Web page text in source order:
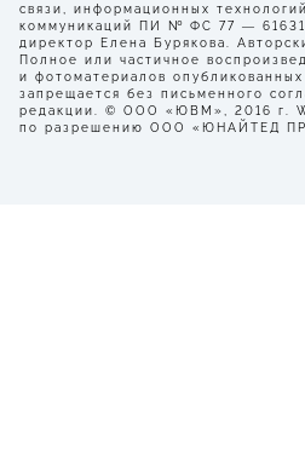
связи, информационных
коммуникаций ПИ № ФС 77 —
директор Елена Бурякова.
Полное или частичное
и фотоматериалов
запрещается без письменного
редакции. © ООО «ЮВМ», 2016 г.
по разрешению ООО «ЮНАЙТЕД